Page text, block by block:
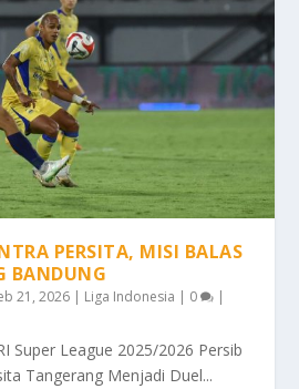
PERSITA, MISI BALAS
BANDUNG
21, 2026 | Liga Indonesia | 0 |
Super League 2025/2026 Persib
Tangerang Menjadi Duel...